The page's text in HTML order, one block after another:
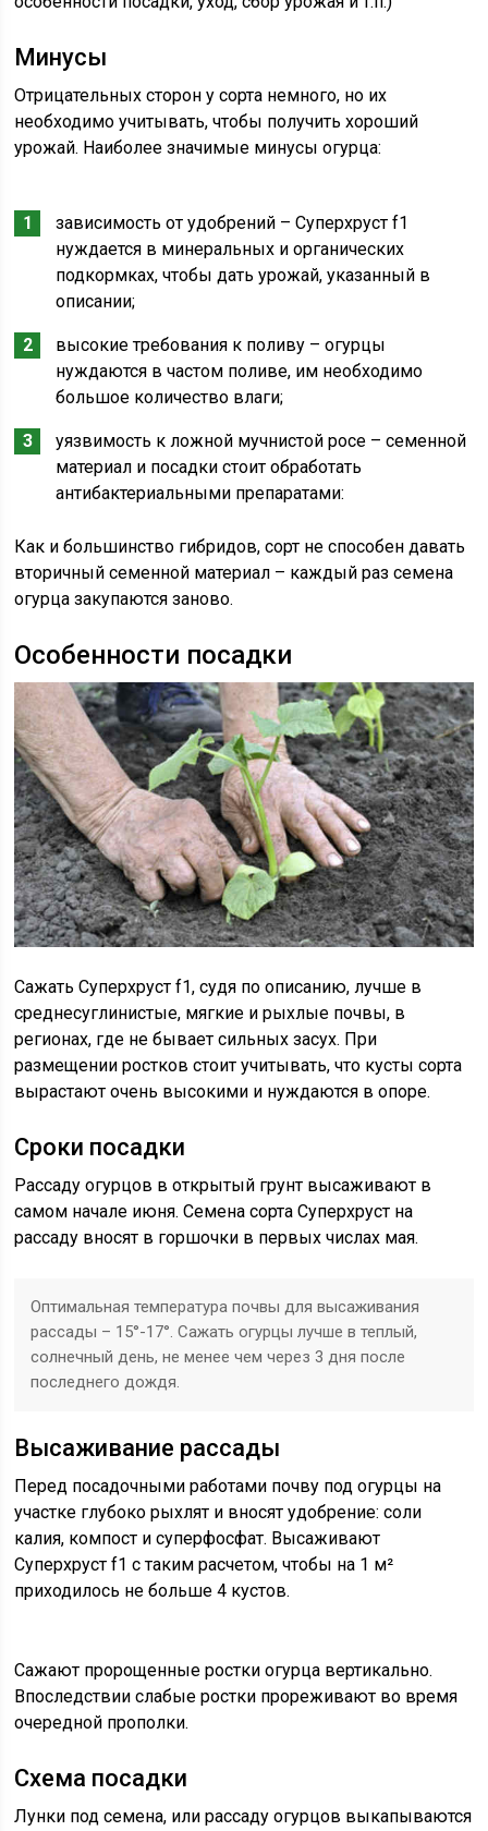
Минусы
Отрицательных сторон у сорта немного, но их
необходимо учитывать, чтобы получить хороший
урожай. Наиболее значимые минусы огурца:
зависимость от удобрений – Суперхруст f1
нуждается в минеральных и органических
подкормках, чтобы дать урожай, указанный в
описании;
высокие требования к поливу – огурцы
нуждаются в частом поливе, им необходимо
большое количество влаги;
уязвимость к ложной мучнистой росе – семенной
материал и посадки стоит обработать
антибактериальными препаратами:
Как и большинство гибридов, сорт не способен давать
вторичный семенной материал – каждый раз семена
огурца закупаются заново.
Особенности посадки
Сажать Суперхруст f1, судя по описанию, лучше в
среднесуглинистые, мягкие и рыхлые почвы, в
регионах, где не бывает сильных засух. При
размещении ростков стоит учитывать, что кусты сорта
вырастают очень высокими и нуждаются в опоре.
Сроки посадки
Рассаду огурцов в открытый грунт высаживают в
самом начале июня. Семена сорта Суперхруст на
рассаду вносят в горшочки в первых числах мая.
Оптимальная температура почвы для высаживания
рассады – 15°-17°. Сажать огурцы лучше в теплый,
солнечный день, не менее чем через 3 дня после
последнего дождя.
Высаживание рассады
Перед посадочными работами почву под огурцы на
участке глубоко рыхлят и вносят удобрение: соли
калия, компост и суперфосфат. Высаживают
Суперхруст f1 с таким расчетом, чтобы на 1 м²
приходилось не больше 4 кустов.
Сажают пророщенные ростки огурца вертикально.
Впоследствии слабые ростки прореживают во время
очередной прополки.
Схема посадки
Лунки под семена, или рассаду огурцов выкапываются